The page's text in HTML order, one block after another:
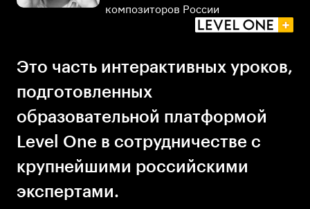
Это часть интерактивных уроков,
подготовленных
образовательной платформой
Level One в сотрудничестве с
крупнейшими российскими
экспертами.
композиторов России